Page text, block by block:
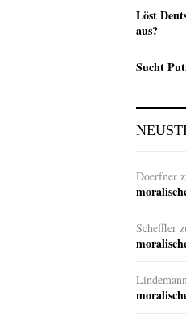
Löst
aus?
Sucht
Doerfner
Scheffler